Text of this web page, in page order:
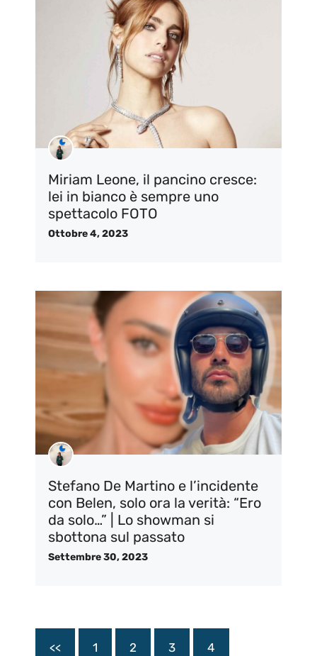
Miriam Leone, il pancino cresce:
lei in bianco è sempre uno
spettacolo FOTO
Ottobre 4, 2023
Stefano De Martino e l’incidente
con Belen, solo ora la verità: “Ero
da solo…” | Lo showman si
sbottona sul passato
Settembre 30, 2023
<< 1 2 3 4